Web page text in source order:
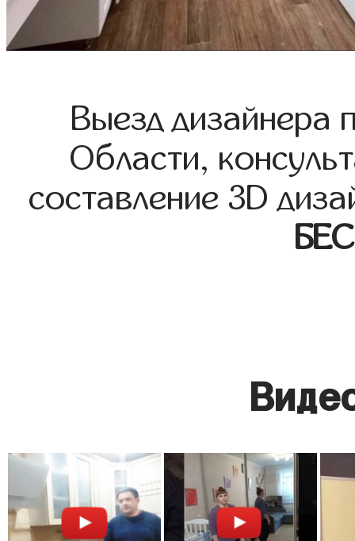
Выезд дизайнера
Области,
составление 3D